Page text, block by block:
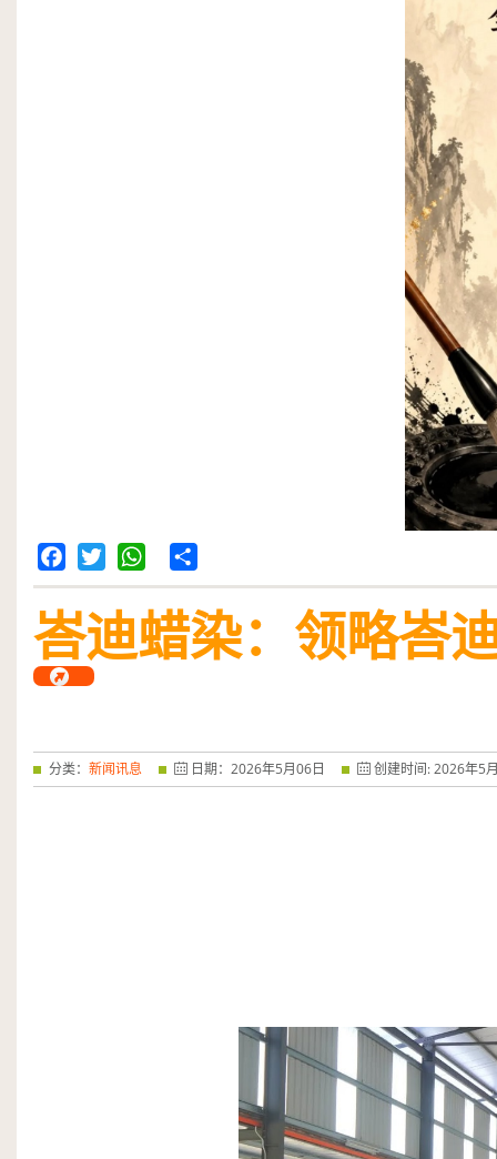
Facebook
TwitterWhatsApp
Share
峇迪蜡染：领略峇
分类： 新闻讯息 日期： 2026年5月06日 创建时间:2026年5